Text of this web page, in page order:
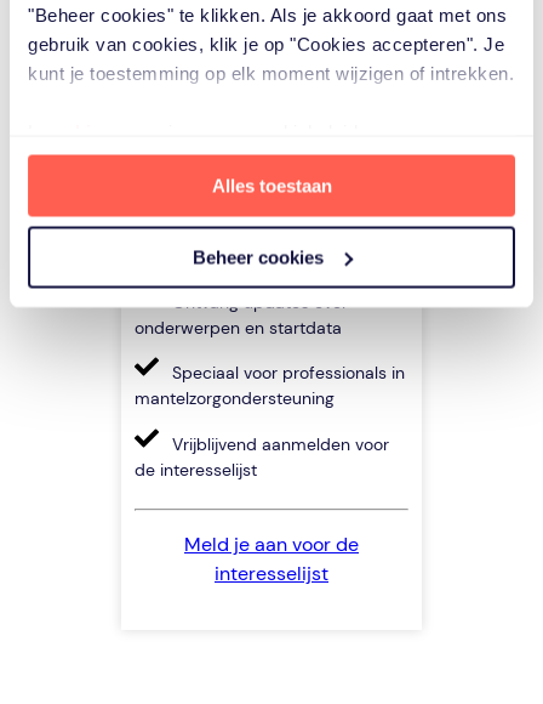
"Beheer cookies" te klikken. Als je akkoord gaat met ons
gebruik van cookies, klik je op "Cookies accepteren". Je
kunt je toestemming op elk moment wijzigen of intrekken.
Alles toestaan
Beheer cookies
op de hoogte blijven van de
nieuwe onderwerpen en
startdata? Meld je aan voor de
Als eerste op de hoogte van
nieuwe trainingen
Ontvang updates over
onderwerpen en startdata
Speciaal voor professionals in
mantelzorgondersteuning
Vrijblijvend aanmelden voor
de interesselijst
Meld je aan voor de
interesselijst